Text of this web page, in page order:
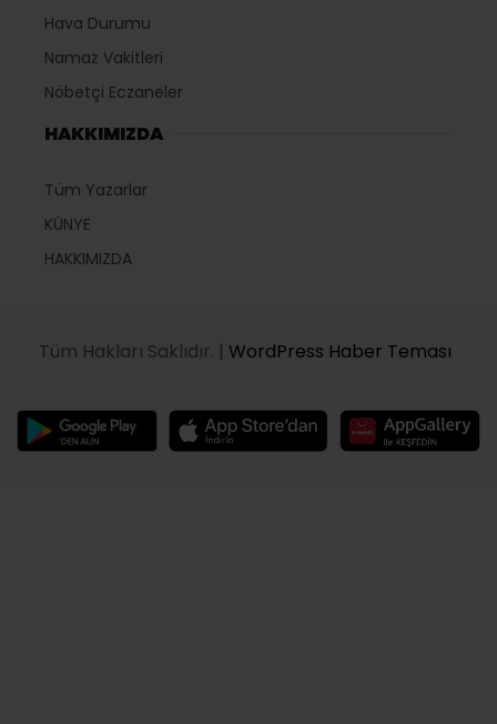
Hava Durumu
Namaz Vakitleri
Nöbetçi Eczaneler
HAKKIMIZDA
Tüm Yazarlar
KÜNYE
HAKKIMIZDA
Tüm Hakları Saklıdır. | WordPress Haber Teması